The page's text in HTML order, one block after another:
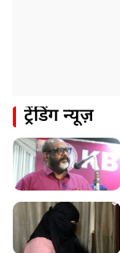
ट्रेंडिंग न्यूज़